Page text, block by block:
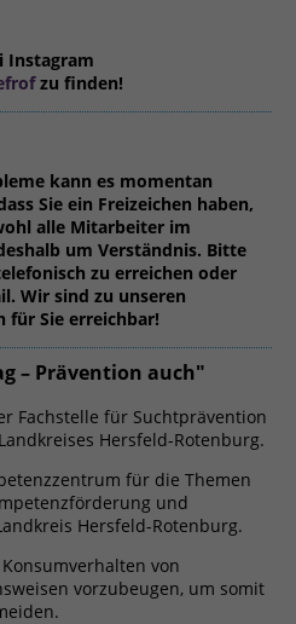
Instagram
zu finden!
kann es momentan
Sie ein Freizeichen haben,
alle Mitarbeiter im
um Verständnis. Bitte
zu erreichen oder
Wir sind zu unseren
für Sie erreichbar!
– Prävention auch"
Fachstelle für Suchtprävention
Hersfeld-Rotenburg.
für die Themen
und
Hersfeld-Rotenburg.
von
vorzubeugen, um somit